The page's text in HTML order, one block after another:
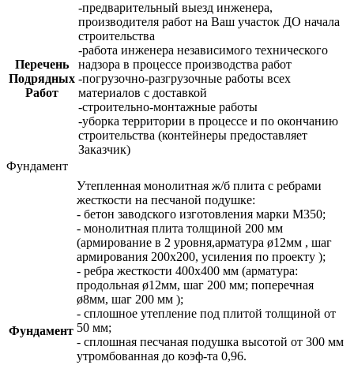
Перечень
Подрядных
Работ
-предварительный выезд инженера,
производителя работ на Ваш участок ДО начала
строительства
-работа инженера независимого технического
надзора в процессе производства работ
-погрузочно-разгрузочные работы всех
материалов с доставкой
-строительно-монтажные работы
-уборка территории в процессе и по окончанию
строительства (контейнеры предоставляет
Заказчик)
Фундамент
Фундамент
Утепленная монолитная ж/б плита с ребрами
жесткости на песчаной подушке:
- бетон заводского изготовления марки М350;
- монолитная плита толщиной 200 мм
(армирование в 2 уровня,арматура ø12мм , шаг
армирования 200х200, усиления по проекту );
- ребра жесткости 400х400 мм (арматура:
продольная ø12мм, шаг 200 мм; поперечная
ø8мм, шаг 200 мм );
- сплошное утепление под плитой толщиной от
50 мм;
- сплошная песчаная подушка высотой от 300 мм
утромбованная до коэф-та 0,96.